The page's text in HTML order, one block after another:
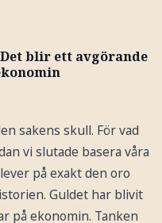
blir ett avgörande
sakens skull. För vad
vi slutade basera våra
på exakt den oro
Guldet har blivit
på ekonomin. Tanken